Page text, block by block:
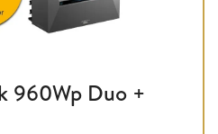
960Wp Duo +